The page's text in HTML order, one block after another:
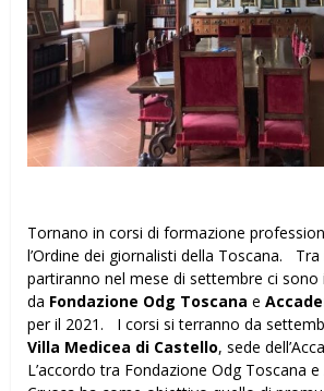
Tornano in corsi di formazione
l’Ordine dei giornalisti della Toscana. Tra
partiranno nel mese di settembre ci sono
da Fondazione Odg Toscana e
per il 2021. I corsi si terranno da
Villa Medicea di Castello, sede
L’accordo tra Fondazione Odg Toscana